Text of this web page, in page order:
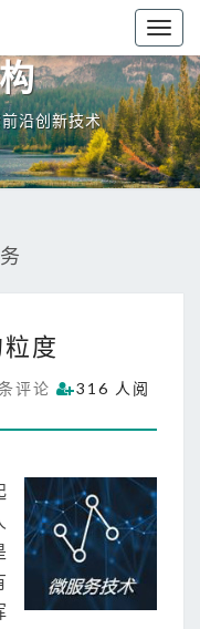
沿创新技术
度
评论
316 人阅